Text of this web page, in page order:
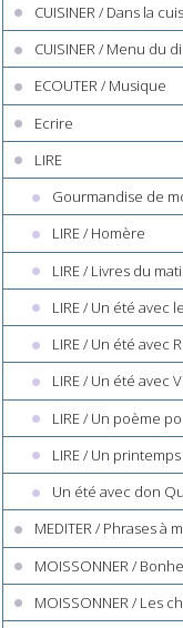
CUISINER / Dans la
CUISINER / Menu du
ECOUTER / Musique
Ecrire
LIRE
Gourmandise de
LIRE / Homère
LIRE / Livres du
LIRE / Un été avec
LIRE / Un été avec
LIRE / Un été avec
LIRE / Un poème
LIRE / Un
Un été avec don
MEDITER / Phrases à
MOISSONNER /
MOISSONNER / Les